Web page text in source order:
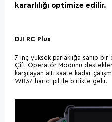
kararlılığı optimize edilir.
DJI RC Plus
7 inç yüksek parlaklığa sahip bir
Çift Operatör Modunu destekler
karşılayan altı saate kadar
WB37 harici pil ile birlikte gelir.